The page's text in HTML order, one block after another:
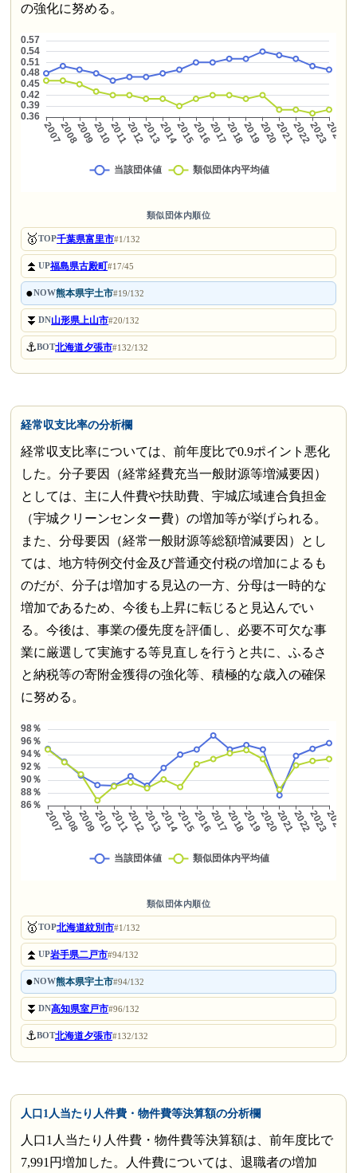
の強化に努める。
類似団体内順位
🥇TOP千葉県富里市#1/132
⏫UP福島県古殿町#17/45
●NOW熊本県宇土市#19/132
⏬DN山形県上山市#20/132
⚓BOT北海道夕張市#132/132
経常収支比率の分析欄
経常収支比率については、前年度比で0.9ポイント悪化
した。分子要因（経常経費充当一般財源等増減要因）
としては、主に人件費や扶助費、宇城広域連合負担金
（宇城クリーンセンター費）の増加等が挙げられる。
また、分母要因（経常一般財源等総額増減要因）とし
ては、地方特例交付金及び普通交付税の増加によるも
のだが、分子は増加する見込の一方、分母は一時的な
増加であるため、今後も上昇に転じると見込んでい
る。今後は、事業の優先度を評価し、必要不可欠な事
業に厳選して実施する等見直しを行うと共に、ふるさ
と納税等の寄附金獲得の強化等、積極的な歳入の確保
に努める。
類似団体内順位
🥇TOP北海道紋別市#1/132
⏫UP岩手県二戸市#94/132
●NOW熊本県宇土市#94/132
⏬DN高知県室戸市#96/132
⚓BOT北海道夕張市#132/132
人口1人当たり人件費・物件費等決算額の分析欄
人口1人当たり人件費・物件費等決算額は、前年度比で
7,991円増加した。人件費については、退職者の増加